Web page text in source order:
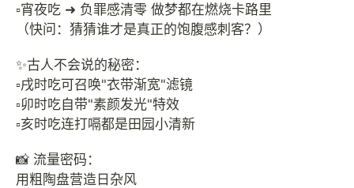
▫️宵夜吃 ➜ 负罪感清零 做梦都在燃烧卡路里
（快问：猜猜谁才是真正的饱腹感刺客？）
✨古人不会说的秘密：
▫️戌时吃可召唤"衣带渐宽"滤镜
▫️卯时吃自带"素颜发光"特效
▫️亥时吃连打嗝都是田园小清新
📸 流量密码：
用粗陶盘营造日杂风